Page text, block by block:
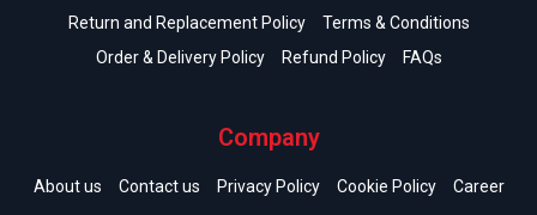
Return and Replacement Policy
Terms & Conditions
Order & Delivery Policy
Refund Policy FAQs
Company
About us Contact us Privacy Policy Cookie Policy Career